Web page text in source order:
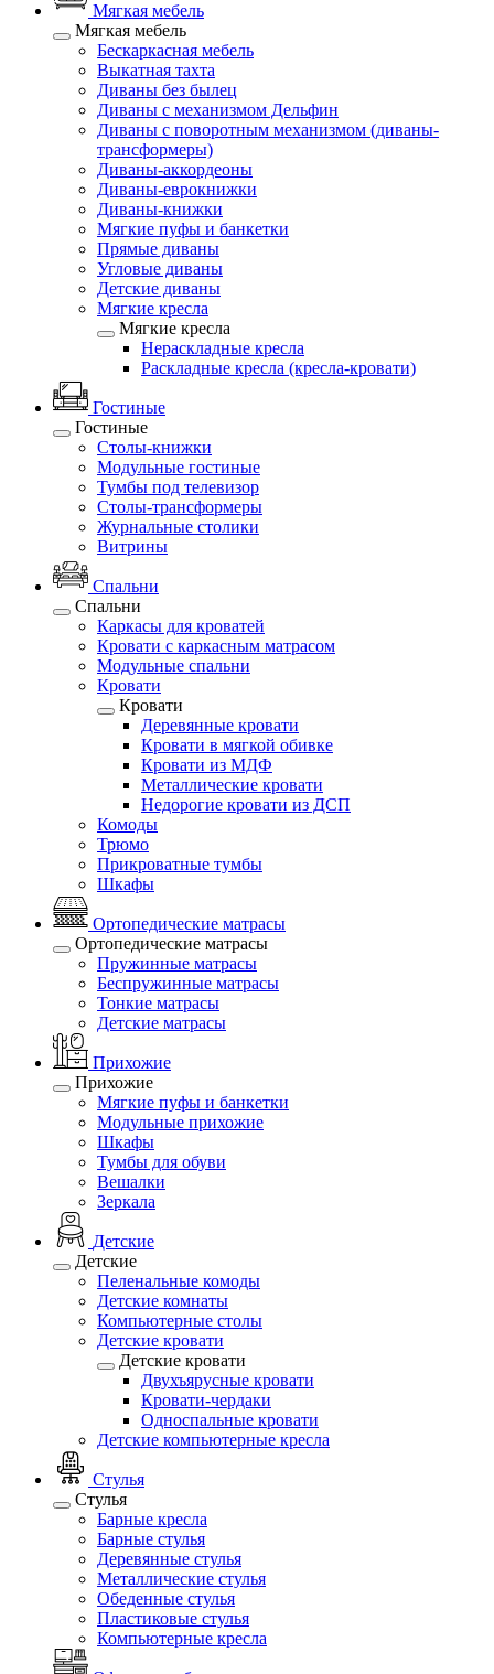
Мягкая мебель
Мягкая мебель
Бескаркасная мебель
Выкатная тахта
Диваны без былец
Диваны с механизмом Дельфин
Диваны с поворотным механизмом (диваны-
трансформеры)
Диваны-аккордеоны
Диваны-еврокнижки
Диваны-книжки
Мягкие пуфы и банкетки
Прямые диваны
Угловые диваны
Детские диваны
Мягкие кресла
Мягкие кресла
Нераскладные кресла
Раскладные кресла (кресла-кровати)
Гостиные
Гостиные
Столы-книжки
Модульные гостиные
Тумбы под телевизор
Столы-трансформеры
Журнальные столики
Витрины
Спальни
Спальни
Каркасы для кроватей
Кровати с каркасным матрасом
Модульные спальни
Кровати
Кровати
Деревянные кровати
Кровати в мягкой обивке
Кровати из МДФ
Металлические кровати
Недорогие кровати из ДСП
Комоды
Трюмо
Прикроватные тумбы
Шкафы
Ортопедические матрасы
Ортопедические матрасы
Пружинные матрасы
Беспружинные матрасы
Тонкие матрасы
Детские матрасы
Прихожие
Прихожие
Мягкие пуфы и банкетки
Модульные прихожие
Шкафы
Тумбы для обуви
Вешалки
Зеркала
Детские
Детские
Пеленальные комоды
Детские комнаты
Компьютерные столы
Детские кровати
Детские кровати
Двухъярусные кровати
Кровати-чердаки
Односпальные кровати
Детские компьютерные кресла
Стулья
Стулья
Барные кресла
Барные стулья
Деревянные стулья
Металлические стулья
Обеденные стулья
Пластиковые стулья
Компьютерные кресла